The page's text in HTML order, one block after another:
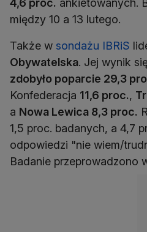
4,6 proc. ankietowanych.
między 10 a 13 lutego.
Także w sondażu IBRiS
Obywatelska. Jej wynik
zdobyło poparcie 29,3
Konfederacja 11,6 proc.,
a Nowa Lewica 8,3 proc.
1,5 proc. badanych, a 4,7
odpowiedzi "nie wiem/
Badanie przeprowadzono